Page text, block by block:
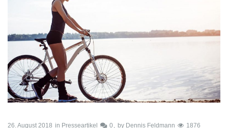
26. August 2018 in Presseartikel 0 by Dennis Feldmann 1876